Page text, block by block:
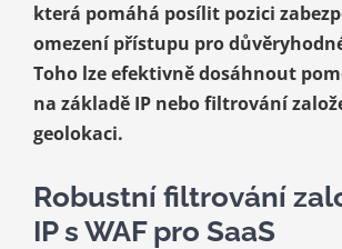
která pomáhá posílit pozici
omezení přístupu pro
Toho lze efektivně dosáhnout
na základě IP nebo filtrování
geolokaci.
Robustní filtrování
IP s WAF pro SaaS